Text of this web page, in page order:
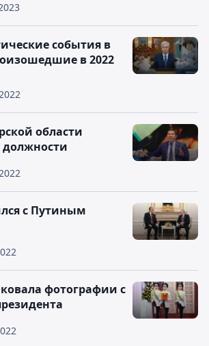
события в
в 2022
области
должности
с Путиным
фотографии с